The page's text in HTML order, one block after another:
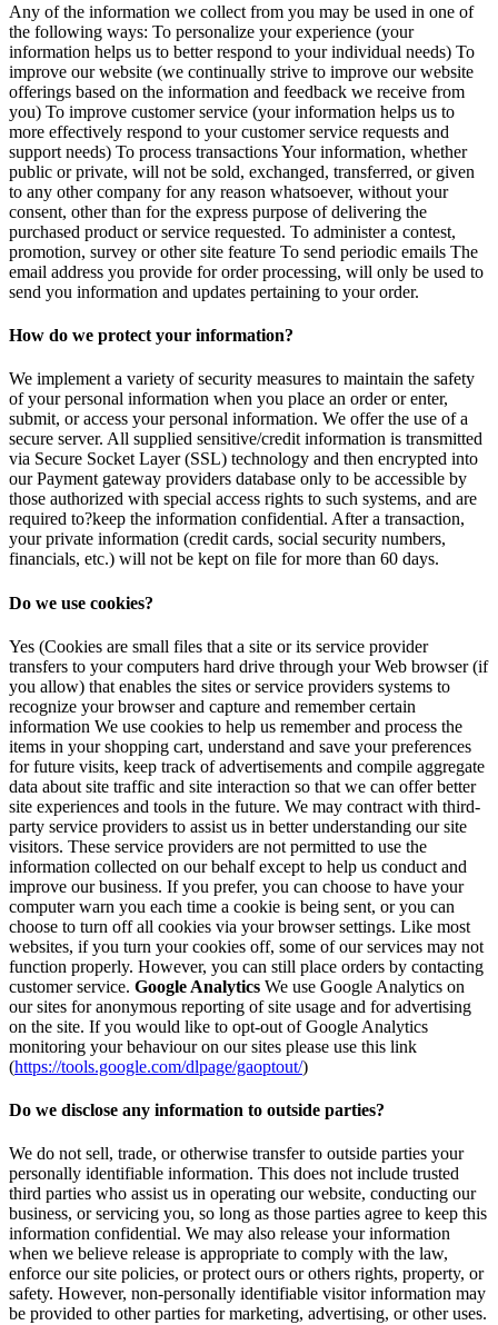
Any of the information we collect from you may be used in one of
the following ways: To personalize your experience (your
information helps us to better respond to your individual needs) To
improve our website (we continually strive to improve our website
offerings based on the information and feedback we receive from
you) To improve customer service (your information helps us to
more effectively respond to your customer service requests and
support needs) To process transactions Your information, whether
public or private, will not be sold, exchanged, transferred, or given
to any other company for any reason whatsoever, without your
consent, other than for the express purpose of delivering the
purchased product or service requested. To administer a contest,
promotion, survey or other site feature To send periodic emails The
email address you provide for order processing, will only be used to
send you information and updates pertaining to your order.
How do we protect your information?
We implement a variety of security measures to maintain the safety
of your personal information when you place an order or enter,
submit, or access your personal information. We offer the use of a
secure server. All supplied sensitive/credit information is transmitted
via Secure Socket Layer (SSL) technology and then encrypted into
our Payment gateway providers database only to be accessible by
those authorized with special access rights to such systems, and are
required to?keep the information confidential. After a transaction,
your private information (credit cards, social security numbers,
financials, etc.) will not be kept on file for more than 60 days.
Do we use cookies?
Yes (Cookies are small files that a site or its service provider
transfers to your computers hard drive through your Web browser (if
you allow) that enables the sites or service providers systems to
recognize your browser and capture and remember certain
information We use cookies to help us remember and process the
items in your shopping cart, understand and save your preferences
for future visits, keep track of advertisements and compile aggregate
data about site traffic and site interaction so that we can offer better
site experiences and tools in the future. We may contract with third-
party service providers to assist us in better understanding our site
visitors. These service providers are not permitted to use the
information collected on our behalf except to help us conduct and
improve our business. If you prefer, you can choose to have your
computer warn you each time a cookie is being sent, or you can
choose to turn off all cookies via your browser settings. Like most
websites, if you turn your cookies off, some of our services may not
function properly. However, you can still place orders by contacting
customer service. Google Analytics We use Google Analytics on
our sites for anonymous reporting of site usage and for advertising
on the site. If you would like to opt-out of Google Analytics
monitoring your behaviour on our sites please use this link
(https://tools.google.com/dlpage/gaoptout/)
Do we disclose any information to outside parties?
We do not sell, trade, or otherwise transfer to outside parties your
personally identifiable information. This does not include trusted
third parties who assist us in operating our website, conducting our
business, or servicing you, so long as those parties agree to keep this
information confidential. We may also release your information
when we believe release is appropriate to comply with the law,
enforce our site policies, or protect ours or others rights, property, or
safety. However, non-personally identifiable visitor information may
be provided to other parties for marketing, advertising, or other uses.